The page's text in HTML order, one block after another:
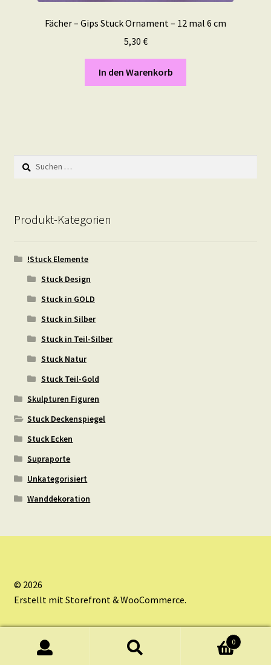
Fächer – Gips Stuck Ornament – 12 mal 6 cm
5,30 €
In den Warenkorb
Suchen
nach:
Produkt-Kategorien
!Stuck Elemente
Stuck Design
Stuck in GOLD
Stuck in Silber
Stuck in Teil-Silber
Stuck Natur
Stuck Teil-Gold
Skulpturen Figuren
Stuck Deckenspiegel
Stuck Ecken
Supraporte
Unkategorisiert
Wanddekoration
© 2026
Erstellt mit Storefront & WooCommerce.
0